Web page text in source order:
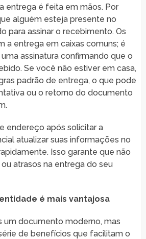
entrega é feita em mãos. Por
alguém esteja presente no
para assinar o recebimento. Os
a entrega em caixas comuns; é
assinatura confirmando que o
Se você não estiver em casa,
padrão de entrega, o que pode
ou o retorno do documento
endereço após solicitar a
atualizar suas informações no
Isso garante que não
atrasos na entrega do seu
é mais vantajosa
um documento moderno, mas
de benefícios que facilitam o